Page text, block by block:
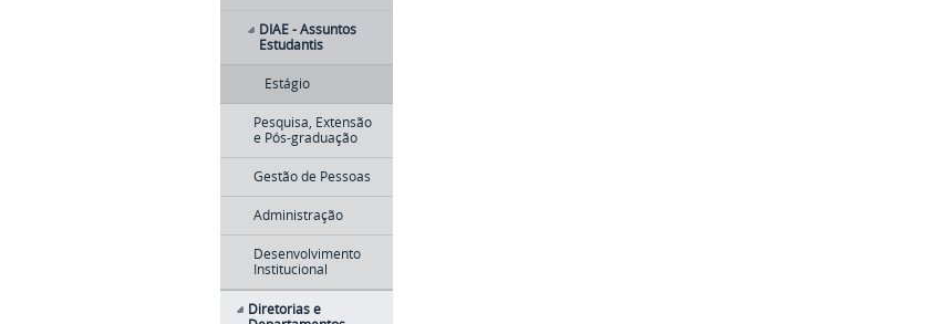
DIAE - Assuntos
Estudantis
Estágio
Pesquisa, Extensão
e Pós-graduação
Gestão de Pessoas
Administração
Desenvolvimento
Institucional
Diretorias e